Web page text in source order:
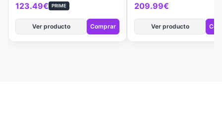
123.49€ PRIME
Ver producto Comprar
209.99€
Ver producto